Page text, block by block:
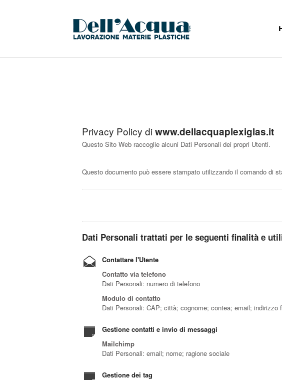
Privacy Policy diwww.dellacquaplexiglas.it
Questo Sito Web raccoglie alcuni Dati Personali dei propri Utenti.
Questo documento può essere stampato utilizzando il comando di
Dati Personali trattati per le seguenti finalità e
Contattare l'Utente
Contatto via telefono
Dati Personali: numero di telefono
Modulo di contatto
Dati Personali: CAP; città; cognome; contea; email;
Gestione contatti e invio di messaggi
Mailchimp
Dati Personali: email; nome; ragione sociale
Gestione dei tag